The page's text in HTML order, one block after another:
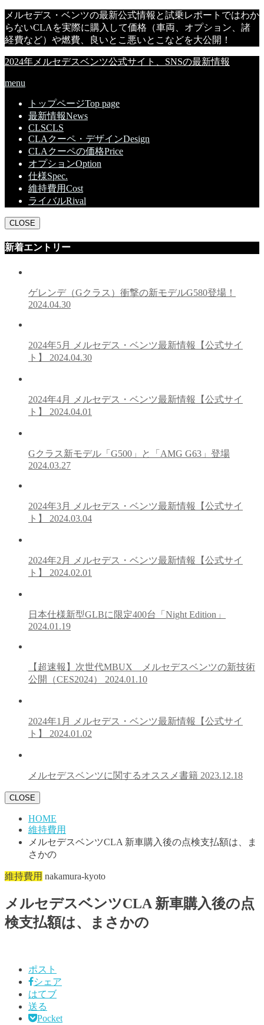
メルセデス・ベンツの最新公式情報と試乗レポートではわか
らないCLAを実際に購入して価格（車両、オプション、諸
経費など）や燃費、良いとこ悪いとこなどを大公開！
2024年メルセデスベンツ公式サイト、SNSの最新情報
menu
トップページTop page
最新情報News
CLSCLS
CLAクーペ・デザインDesign
CLAクーペの価格Price
オプションOption
仕様Spec.
維持費用Cost
ライバルRival
CLOSE
新着エントリー
ゲレンデ（Gクラス）衝撃の新モデルG580登場！
2024.04.30
2024年5月 メルセデス・ベンツ最新情報【公式サイ
ト】 2024.04.30
2024年4月 メルセデス・ベンツ最新情報【公式サイ
ト】 2024.04.01
Gクラス新モデル「G500」と「AMG G63」登場
2024.03.27
2024年3月 メルセデス・ベンツ最新情報【公式サイ
ト】 2024.03.04
2024年2月 メルセデス・ベンツ最新情報【公式サイ
ト】 2024.02.01
日本仕様新型GLBに限定400台「Night Edition」
2024.01.19
【超速報】次世代MBUX メルセデスベンツの新技術
公開（CES2024） 2024.01.10
2024年1月 メルセデス・ベンツ最新情報【公式サイ
ト】 2024.01.02
メルセデスベンツに関するオススメ書籍 2023.12.18
CLOSE
HOME
維持費用
メルセデスベンツCLA 新車購入後の点検支払額は、ま
さかの
維持費用 nakamura-kyoto
メルセデスベンツCLA 新車購入後の点
検支払額は、まさかの
ポスト
シェア
はてブ
送る
Pocket